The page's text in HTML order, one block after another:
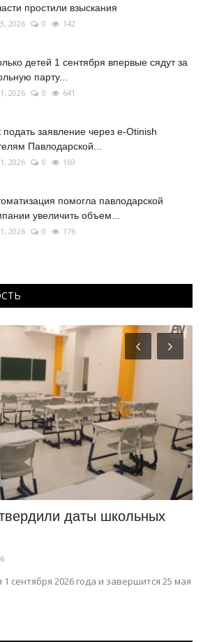
простили взыскания
2026 0 142
детей 1 сентября впервые сядут за
парту...
2026 0 641
подать заявление через e-Otinish
Павлодарской...
2026 0 169
помогла павлодарской
увеличить объем...
2026 0 176
бегун завершил весну с
результатами
самых успешных месяцев сезона для